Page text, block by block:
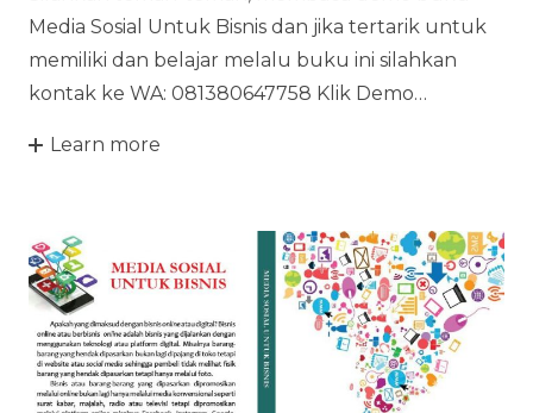
Media Sosial Untuk Bisnis dan jika tertarik untuk
memiliki dan belajar melalu buku ini silahkan
kontak ke WA: 081380647758 Klik Demo…
Learn more